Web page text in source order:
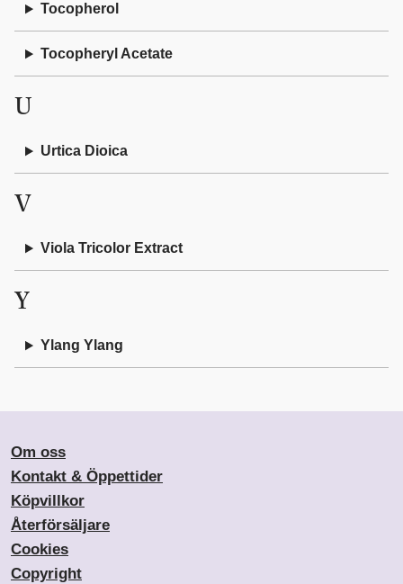
Tocopherol
Tocopheryl Acetate
U
Urtica Dioica
V
Viola Tricolor Extract
Y
Ylang Ylang
Om oss
Kontakt & Öppettider
Köpvillkor
Återförsäljare
Cookies
Copyright